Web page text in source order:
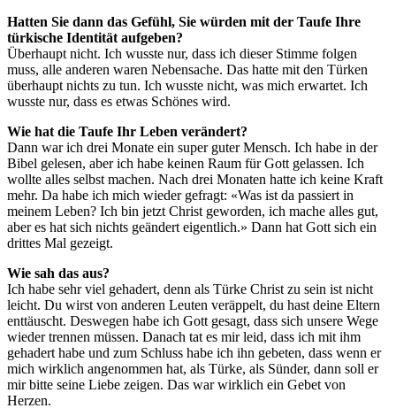
Hatten Sie dann das Gefühl, Sie würden mit der Taufe Ihre
türkische Identität aufgeben?
Überhaupt nicht. Ich wusste nur, dass ich dieser Stimme folgen
muss, alle anderen waren Nebensache. Das hatte mit den Türken
überhaupt nichts zu tun. Ich wusste nicht, was mich erwartet. Ich
wusste nur, dass es etwas Schönes wird.
Wie hat die Taufe Ihr Leben verändert?
Dann war ich drei Monate ein super guter Mensch. Ich habe in der
Bibel gelesen, aber ich habe keinen Raum für Gott gelassen. Ich
wollte alles selbst machen. Nach drei Monaten hatte ich keine Kraft
mehr. Da habe ich mich wieder gefragt: «Was ist da passiert in
meinem Leben? Ich bin jetzt Christ geworden, ich mache alles gut,
aber es hat sich nichts geändert eigentlich.» Dann hat Gott sich ein
drittes Mal gezeigt.
Wie sah das aus?
Ich habe sehr viel gehadert, denn als Türke Christ zu sein ist nicht
leicht. Du wirst von anderen Leuten veräppelt, du hast deine Eltern
enttäuscht. Deswegen habe ich Gott gesagt, dass sich unsere Wege
wieder trennen müssen. Danach tat es mir leid, dass ich mit ihm
gehadert habe und zum Schluss habe ich ihn gebeten, dass wenn er
mich wirklich angenommen hat, als Türke, als Sünder, dann soll er
mir bitte seine Liebe zeigen. Das war wirklich ein Gebet von
Herzen.